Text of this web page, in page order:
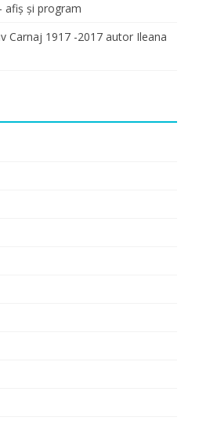
afiș și program
Carnaj 1917 -2017 autor Ileana